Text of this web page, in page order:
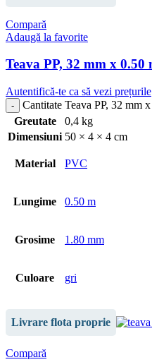
Compară
Adaugă la favorite
Teava PP, 32 mm x 0.50
Autentifică-te ca să vezi prețurile
Cantitate Teava PP, 32 mm
Greutate
0,4 kg
Dimensiuni 50 × 4 × 4 cm
Material PVC
Lungime 0.50 m
Grosime 1.80 mm
Culoare gri
Livrare flota proprie
Compară